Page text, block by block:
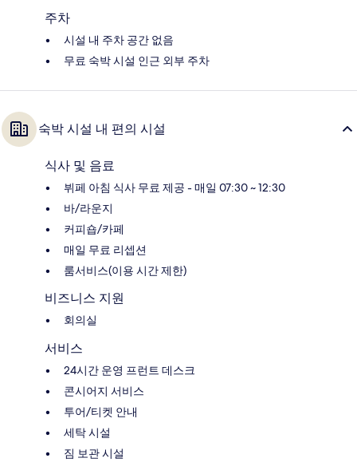
주차
시설 내 주차 공간 없음
무료 숙박 시설 인근 외부 주차
숙박 시설 내 편의 시설
식사 및 음료
뷔페 아침 식사 무료 제공 - 매일 07:30 ~ 12:30
바/라운지
커피숍/카페
매일 무료 리셉션
룸서비스(이용 시간 제한)
비즈니스 지원
회의실
서비스
24시간 운영 프런트 데스크
콘시어지 서비스
투어/티켓 안내
세탁 시설
짐 보관 시설